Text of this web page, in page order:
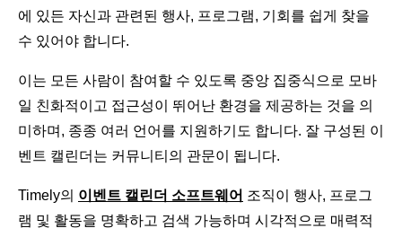
에 있든 자신과 관련된 행사, 프로그램, 기회를 쉽게 찾을
수 있어야 합니다.
이는 모든 사람이 참여할 수 있도록 중앙 집중식으로 모바
일 친화적이고 접근성이 뛰어난 환경을 제공하는 것을 의
미하며, 종종 여러 언어를 지원하기도 합니다. 잘 구성된 이
벤트 캘린더는 커뮤니티의 관문이 됩니다.
Timely의 이벤트 캘린더 소프트웨어 조직이 행사, 프로그
램 및 활동을 명확하고 검색 가능하며 시각적으로 매력적